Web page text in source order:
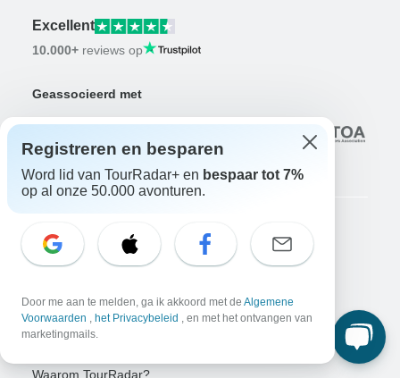
Excellent
10.000+ reviews op
Geassocieerd met
Bedrijf
Over ons
Reizigers
Waarom TourRadar?
Registreren en besparen
Word lid van TourRadar+ en bespaar tot 7%
op al onze 50.000 avonturen.
Door me aan te melden, ga ik akkoord met de Algemene
Voorwaarden , het Privacybeleid , en met het ontvangen van
marketingmails.